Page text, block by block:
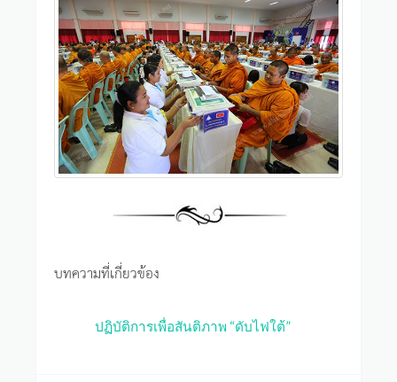
บทความที่เกี่ยวข้อง
ปฏิบัติการเพื่อสันติภาพ “ดับไฟใต้”